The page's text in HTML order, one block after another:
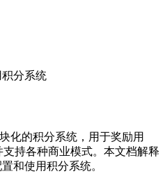
积分系统
化的积分系统，用于奖励用
持各种商业模式。本文档解释
和使用积分系统。